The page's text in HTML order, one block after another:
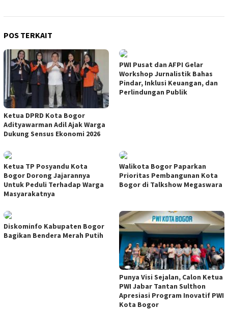
POS TERKAIT
Ketua DPRD Kota Bogor
Adityawarman Adil Ajak Warga
Dukung Sensus Ekonomi 2026
PWI Pusat dan AFPI Gelar
Workshop Jurnalistik Bahas
Pindar, Inklusi Keuangan, dan
Perlindungan Publik
Ketua TP Posyandu Kota
Bogor Dorong Jajarannya
Untuk Peduli Terhadap Warga
Masyarakatnya
Walikota Bogor Paparkan
Prioritas Pembangunan Kota
Bogor di Talkshow Megaswara
Diskominfo Kabupaten Bogor
Bagikan Bendera Merah Putih
Punya Visi Sejalan, Calon Ketua
PWI Jabar Tantan Sulthon
Apresiasi Program Inovatif PWI
Kota Bogor